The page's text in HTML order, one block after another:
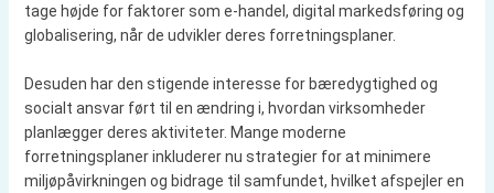
tage højde for faktorer som e-handel, digital markedsføring og
globalisering, når de udvikler deres forretningsplaner.
Desuden har den stigende interesse for bæredygtighed og
socialt ansvar ført til en ændring i, hvordan virksomheder
planlægger deres aktiviteter. Mange moderne
forretningsplaner inkluderer nu strategier for at minimere
miljøpåvirkningen og bidrage til samfundet, hvilket afspejler en